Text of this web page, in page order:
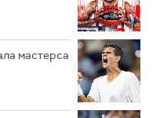
мастерса